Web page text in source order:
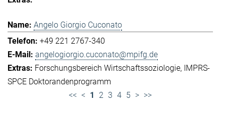
Angelo Giorgio Cuconato
+49 221 2767-340
angelogiorgio.cuconato@mpifg.de
Forschungsbereich Wirtschaftssoziologie IMPRS-
SPCE Doktorandenprogramm
<< < 1 2 3 4 5 > >>